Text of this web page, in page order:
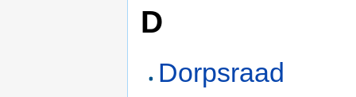
D
Dorpsraad